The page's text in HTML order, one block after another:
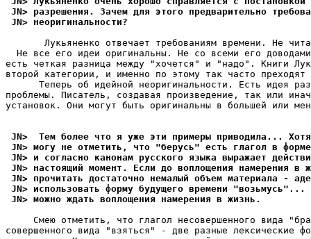
JN> разрешения. Зачем для этого предварительно
JN> неоригинальности?
Лукьяненко отвечает требованиям времени. Не
Не все его идеи оригинальны. Не со всеми его
есть четкая разница между "хочется" и "надо". Книги
второй категории, и именно по этому так часто
Теперь об идейной неоригинальности. Есть идея
проблемы. Писатель, создавая произведение, так или
установок. Они могут быть оригинальны в большей или
JN>  Тем более что я уже эти примеры приводила...
JN> могу не отметить, что "берусь" есть глагол в форме
JN> и согласно канонам русского языка выражает
JN> настоящий момент. Если до воплощения намерения в
JN> прочитать достаточно немалый объем материала -
JN> использовать форму будущего времени "возьмусь"...
JN> можно ждать воплощения намерения в жизнь.
Смею отметить, что глагол несовершенного вида
совершенного вида "взяться" - две разные лексические